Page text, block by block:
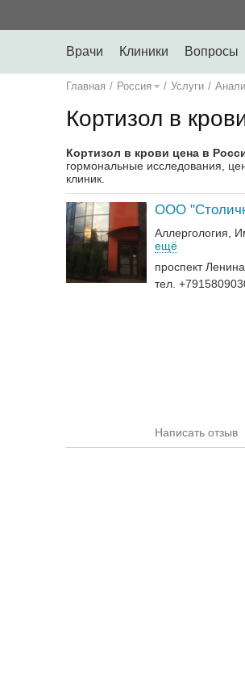
Врачи Клиники Вопросы
Главная / Россия / Услуги /
Кортизол в
Кортизол в крови цена в
гормональные исследования,
клиник.
ООО
Аллергология
ещё
проспект
тел.
Написать отзыв